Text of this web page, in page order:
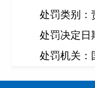
处罚类别：
处罚决定日
处罚机关：